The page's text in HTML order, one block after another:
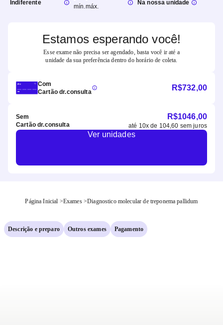
Indiferente
mín.máx.
Na nossa unidade
Estamos esperando você!
Esse exame não precisa ser agendado, basta você ir até a
unidade da sua preferência dentro do horário de coleta.
Com
Cartão dr.consulta
R$732,00
Sem
Cartão dr.consulta
R$1046,00
até 10x de 104,60 sem juros
Ver unidades
Página Inicial >Exames >Diagnostico molecular de treponema pallidum
Descrição e preparo Outros exames Pagamento